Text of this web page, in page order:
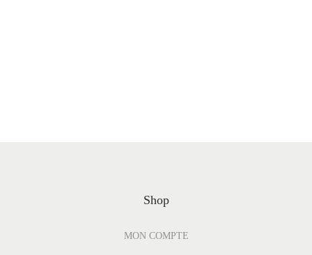
Shop
MON COMPTE